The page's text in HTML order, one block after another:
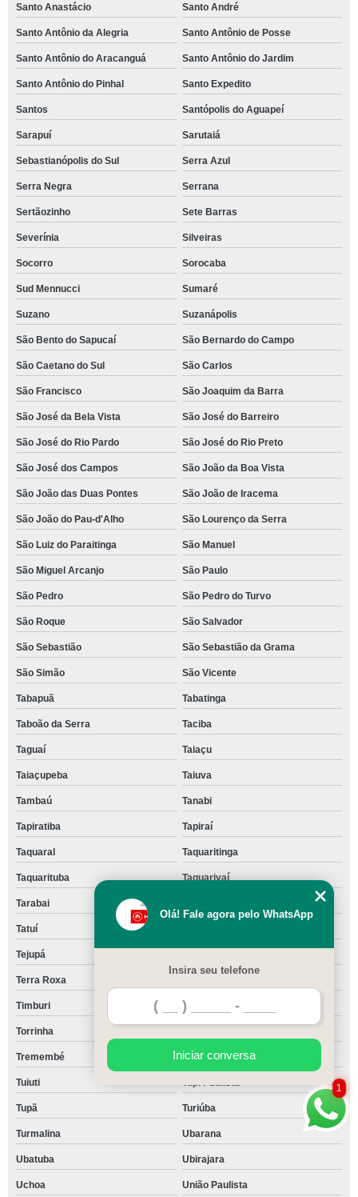
Santo Anastácio Santo André
Santo Antônio da Alegria Santo Antônio de Posse
Santo Antônio do Aracanguá Santo Antônio do Jardim
Santo Antônio do Pinhal Santo Expedito
Santos Santópolis do Aguapeí
Sarapuí Sarutaiá
Sebastianópolis do Sul Serra Azul
Serra Negra Serrana
Sertãozinho Sete Barras
Severínia Silveiras
Socorro Sorocaba
Sud Mennucci Sumaré
Suzano Suzanápolis
São Bento do Sapucaí São Bernardo do Campo
São Caetano do Sul São Carlos
São Francisco São Joaquim da Barra
São José da Bela Vista São José do Barreiro
São José do Rio Pardo São José do Rio Preto
São José dos Campos São João da Boa Vista
São João das Duas Pontes São João de Iracema
São João do Pau-d'Alho São Lourenço da Serra
São Luiz do Paraitinga São Manuel
São Miguel Arcanjo São Paulo
São Pedro São Pedro do Turvo
São Roque São Salvador
São Sebastião São Sebastião da Grama
São Simão São Vicente
Tabapuã Tabatinga
Taboão da Serra Taciba
Taguaí Taiaçu
Taiaçupeba Taiuva
Tambaú Tanabi
Tapiratiba Tapiraí
Taquaral Taquaritinga
Taquarituba Taquarivaí
Tarabai
Tatuí
Tejupá
Terra Roxa
Timburi Torre de Pedra
Torrinha
Tremembé Três Fronteiras
Tuiuti Tupi Paulista
Tupã Turiúba
Turmalina Ubarana
Ubatuba Ubirajara
Uchoa União Paulista
1
Olá! Fale agora pelo WhatsApp
Insira seu telefone
Iniciar conversa